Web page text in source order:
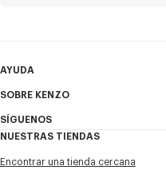
Deseo recibir comunicaciones
eventos de KENZO, que pueden
AYUDA
Mi Cuenta
Guía de tallas
Preguntas frecuentes
SOBRE KENZO
Condiciones de venta
Política de privacidad
SÍGUENOS
Youtube
NUESTRAS TIENDAS
Encontrar una tienda cercana